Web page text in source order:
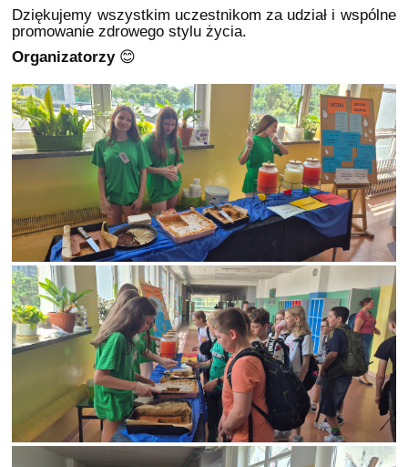
Dziękujemy wszystkim uczestnikom za udział i wspólne
promowanie zdrowego stylu życia.
Organizatorzy😊